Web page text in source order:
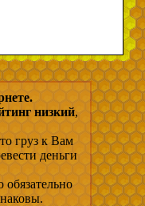
низкий,
груз к Вам
деньги